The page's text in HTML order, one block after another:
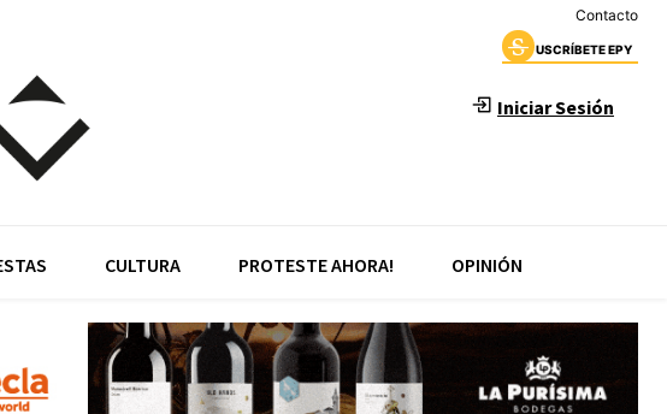
Contacto
USCRÍBETE EPY
Iniciar Sesión
CULTURA PROTESTE AHORA! OPINIÓN